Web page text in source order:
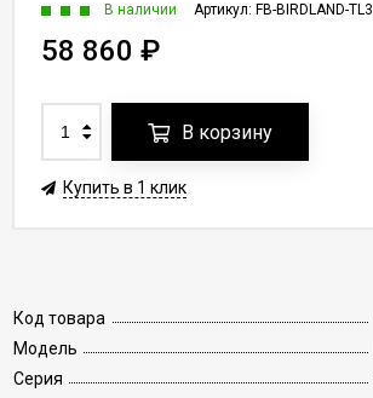
Код товара
Модель
Серия
Артикул: FB-BIRDLAND-TL3
В наличии
58 860 ₽
В корзину
Купить в 1 клик